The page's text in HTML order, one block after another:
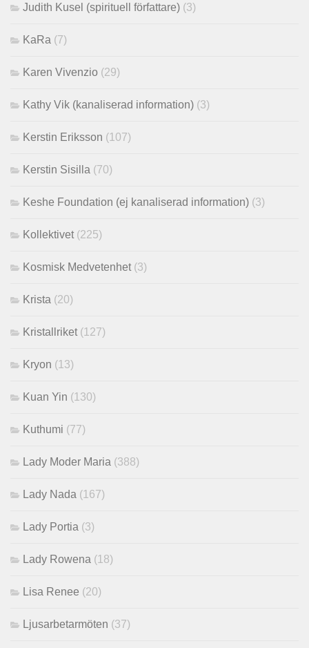
Judith Kusel (spirituell författare) (3)
KaRa (7)
Karen Vivenzio (29)
Kathy Vik (kanaliserad information) (3)
Kerstin Eriksson (107)
Kerstin Sisilla (70)
Keshe Foundation (ej kanaliserad information) (3)
Kollektivet (225)
Kosmisk Medvetenhet (3)
Krista (20)
Kristallriket (127)
Kryon (13)
Kuan Yin (130)
Kuthumi (77)
Lady Moder Maria (388)
Lady Nada (167)
Lady Portia (3)
Lady Rowena (18)
Lisa Renee (20)
Ljusarbetarmöten (37)